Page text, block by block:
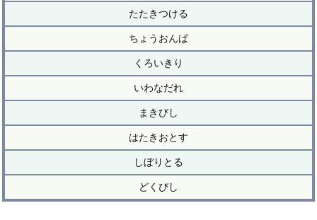
たたきつける
ちょうおんぱ
くろいきり
いわなだれ
まきびし
はたきおとす
しぼりとる
どくびし